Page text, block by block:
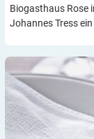
Biogasthaus Rose
Johannes Tress